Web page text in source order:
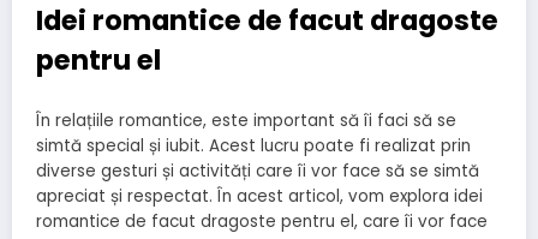
Idei romantice de facut dragoste
pentru el
În relațiile romantice, este important să îi faci să se
simtă special și iubit. Acest lucru poate fi realizat prin
diverse gesturi și activități care îi vor face să se simtă
apreciat și respectat. În acest articol, vom explora idei
romantice de facut dragoste pentru el, care îi vor face